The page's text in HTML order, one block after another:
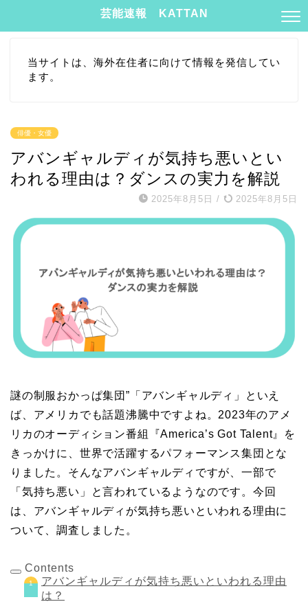
芸能速報 KATTAN
当サイトは、海外在住者に向けて情報を発信してい
ます。
俳優・女優
アバンギャルディが気持ち悪いとい
われる理由は？ダンスの実力を解説
2025年8月5日 / 2025年8月5日
謎の制服おかっぱ集団”「アバンギャルディ」といえ
ば、アメリカでも話題沸騰中ですよね。2023年のアメ
リカのオーディション番組『America’s Got Talent』を
きっかけに、世界で活躍するパフォーマンス集団とな
りました。そんなアバンギャルディですが、一部で
「気持ち悪い」と言われているようなのです。今回
は、アバンギャルディが気持ち悪いといわれる理由に
ついて、調査しました。
Contents
アバンギャルディが気持ち悪いといわれる理由
は？